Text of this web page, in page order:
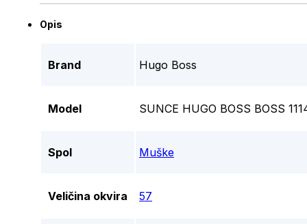
Opis
Brand Hugo Boss
Model SUNCE HUGO BOSS BOSS
Spol Muške
Veličina okvira 57